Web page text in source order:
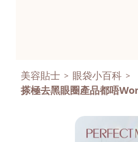
美容貼士 > 眼袋小百科 >
搽極去黑眼圈產品都唔